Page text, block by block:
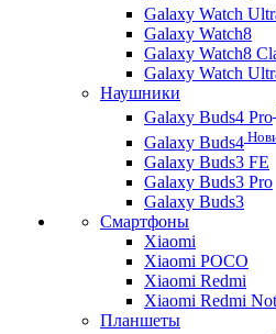
Galaxy Watch
Galaxy Watch8
Galaxy Watch8
Galaxy Watch
Наушники
Galaxy Buds4 Pro
Galaxy Buds4
Galaxy Buds3 FE
Galaxy Buds3 Pro
Galaxy Buds3
Смартфоны
Xiaomi
Xiaomi POCO
Xiaomi Redmi
Xiaomi Redmi
Планшеты